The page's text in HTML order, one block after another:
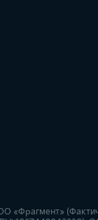
«Фрагмент»